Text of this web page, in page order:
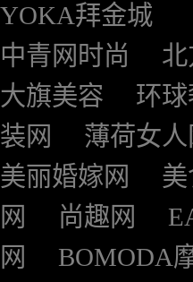
YOKA拜金城
中青网时尚
大旗美容
环
装网
薄荷女人
美丽婚嫁网
网
尚趣网
网
BOMODA